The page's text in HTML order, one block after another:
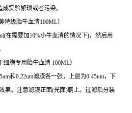
实验繁琐或者污染。
特级胎牛血清100ML）
在需要加10%小牛血清的情况下)，然后用
细胞专用胎牛血清 100ML）
和0.22um滤膜各一张，上层为0.45um，下
果。注意滤膜正面(光面)朝上。过滤后分装